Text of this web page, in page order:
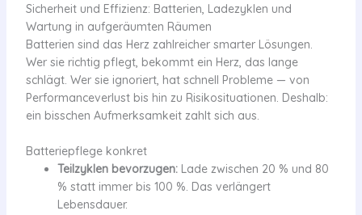
Sicherheit und Effizienz: Batterien, Ladezyklen und
Wartung in aufgeräumten Räumen
Batterien sind das Herz zahlreicher smarter Lösungen.
Wer sie richtig pflegt, bekommt ein Herz, das lange
schlägt. Wer sie ignoriert, hat schnell Probleme — von
Performanceverlust bis hin zu Risikosituationen. Deshalb:
ein bisschen Aufmerksamkeit zahlt sich aus.
Batteriepflege konkret
Teilzyklen bevorzugen:Lade zwischen 20 % und 80
% statt immer bis 100 %. Das verlängert
Lebensdauer.